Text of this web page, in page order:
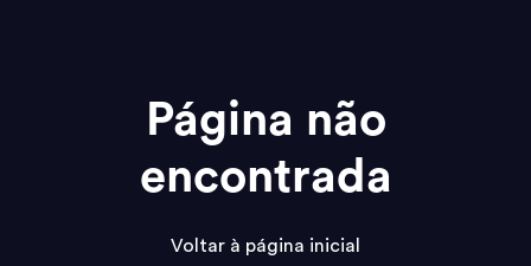
Página não
encontrada
Voltar à página inicial